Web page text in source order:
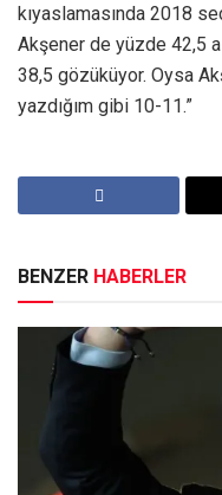
kıyaslamasında 2018
Akşener de yüzde 42,5
38,5 gözüküyor. Oysa
yazdığım gibi 10-11.”
BENZER HABERLER